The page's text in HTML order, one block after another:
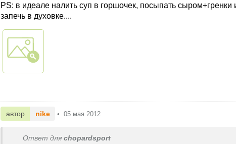
PS: в идеале налить суп в горшочек, посыпать сыром+гренки
запечь в духовке....
автор nike • 05 мая 2012
Ответ для chopardsport